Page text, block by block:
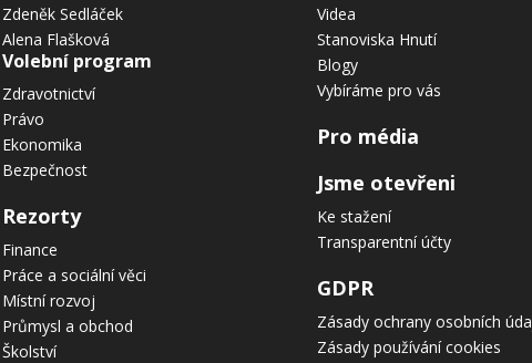
Zdeněk Sedláček
Alena Flašková
Volební program
Zdravotnictví
Právo
Ekonomika
Bezpečnost
Rezorty
Finance
Práce a sociální věci
Místní rozvoj
Průmysl a obchod
Školství
Videa
Stanoviska Hnutí
Blogy
Vybíráme pro vás
Pro média
Jsme otevřeni
Ke stažení
Transparentní účty
GDPR
Zásady ochrany osobních
Zásady používání cookies